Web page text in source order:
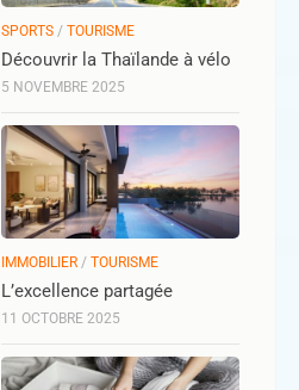
SPORTS / TOURISME
Découvrir la Thaïlande à vélo
5 NOVEMBRE 2025
IMMOBILIER / TOURISME
L’excellence partagée
11 OCTOBRE 2025